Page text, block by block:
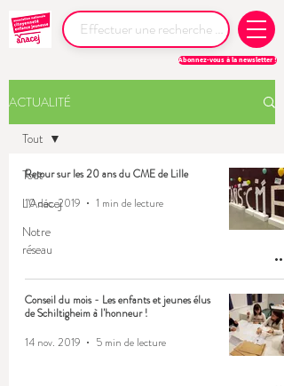
Abonnez-vous à la newsletter !
ACTUALITÉ
Tout
L'Anacej
Notre
réseau
Tout
Retour sur les 20 ans du CME de Lille
10 déc. 2019
1 min de lecture
Conseil du mois - Les enfants et jeunes élus
de Schiltigheim à l'honneur !
14 nov. 2019
5 min de lecture